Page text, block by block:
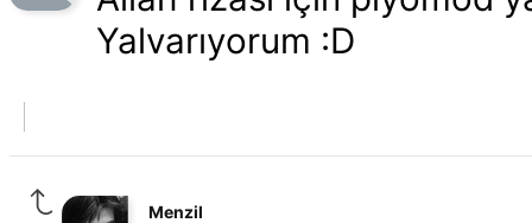
Yalvarıyorum :D
Menzil